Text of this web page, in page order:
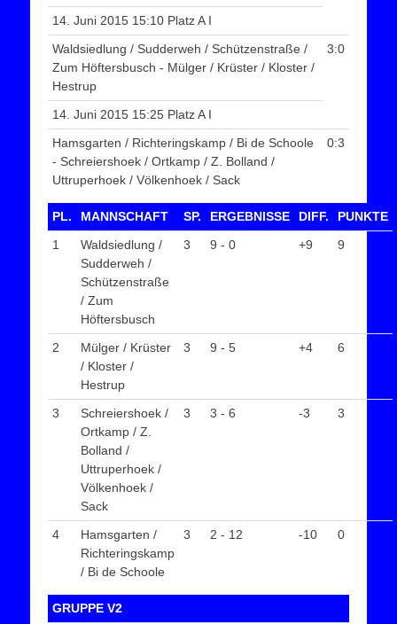
14. Juni 2015 15:10 Platz A I
Waldsiedlung / Sudderweh / Schützenstraße /
Zum Höftersbusch - Mülger / Krüster / Kloster /
Hestrup
3:0
14. Juni 2015 15:25 Platz A I
Hamsgarten / Richteringskamp / Bi de Schoole
- Schreiershoek / Ortkamp / Z. Bolland /
Uttruperhoek / Völkenhoek / Sack
0:3
PL. MANNSCHAFT SP. ERGEBNISSE DIFF.
PUNKTE
1
Waldsiedlung /
Sudderweh /
Schützenstraße
/ Zum
Höftersbusch
3 9 - 0 +9 9
2
Mülger / Krüster
/ Kloster /
Hestrup
3 9 - 5 +4 6
3
Schreiershoek /
Ortkamp / Z.
Bolland /
Uttruperhoek /
Völkenhoek /
Sack
3 3 - 6 -3 3
4
Hamsgarten /
Richteringskamp
/ Bi de Schoole
3 2 - 12 -10 0
GRUPPE V2